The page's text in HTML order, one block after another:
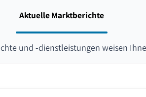
Aktuelle Marktberichte
und -dienstleistungen weisen